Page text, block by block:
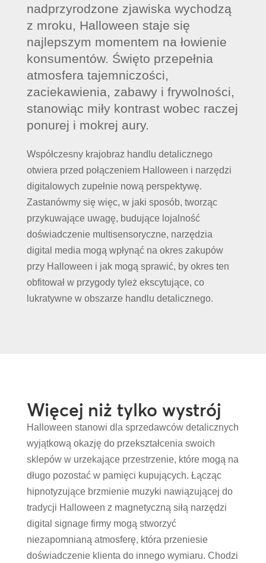
nadprzyrodzone zjawiska wychodzą
z mroku, Halloween staje się
najlepszym momentem na łowienie
konsumentów. Święto przepełnia
atmosfera tajemniczości,
zaciekawienia, zabawy i frywolności,
stanowiąc miły kontrast wobec raczej
ponurej i mokrej aury.
Współczesny krajobraz handlu detalicznego
otwiera przed połączeniem Halloween i narzędzi
digitalowych zupełnie nową perspektywę.
Zastanówmy się więc, w jaki sposób, tworząc
przykuwające uwagę, budujące lojalność
doświadczenie multisensoryczne, narzędzia
digital media mogą wpłynąć na okres zakupów
przy Halloween i jak mogą sprawić, by okres ten
obfitował w przygody tyleż ekscytujące, co
lukratywne w obszarze handlu detalicznego.
Więcej niż tylko wystrój
Halloween stanowi dla sprzedawców detalicznych
wyjątkową okazję do przekształcenia swoich
sklepów w urzekające przestrzenie, które mogą na
długo pozostać w pamięci kupujących. Łącząc
hipnotyzujące brzmienie muzyki nawiązującej do
tradycji Halloween z magnetyczną siłą narzędzi
digital signage firmy mogą stworzyć
niezapomnianą atmosferę, która przeniesie
doświadczenie klienta do innego wymiaru. Chodzi